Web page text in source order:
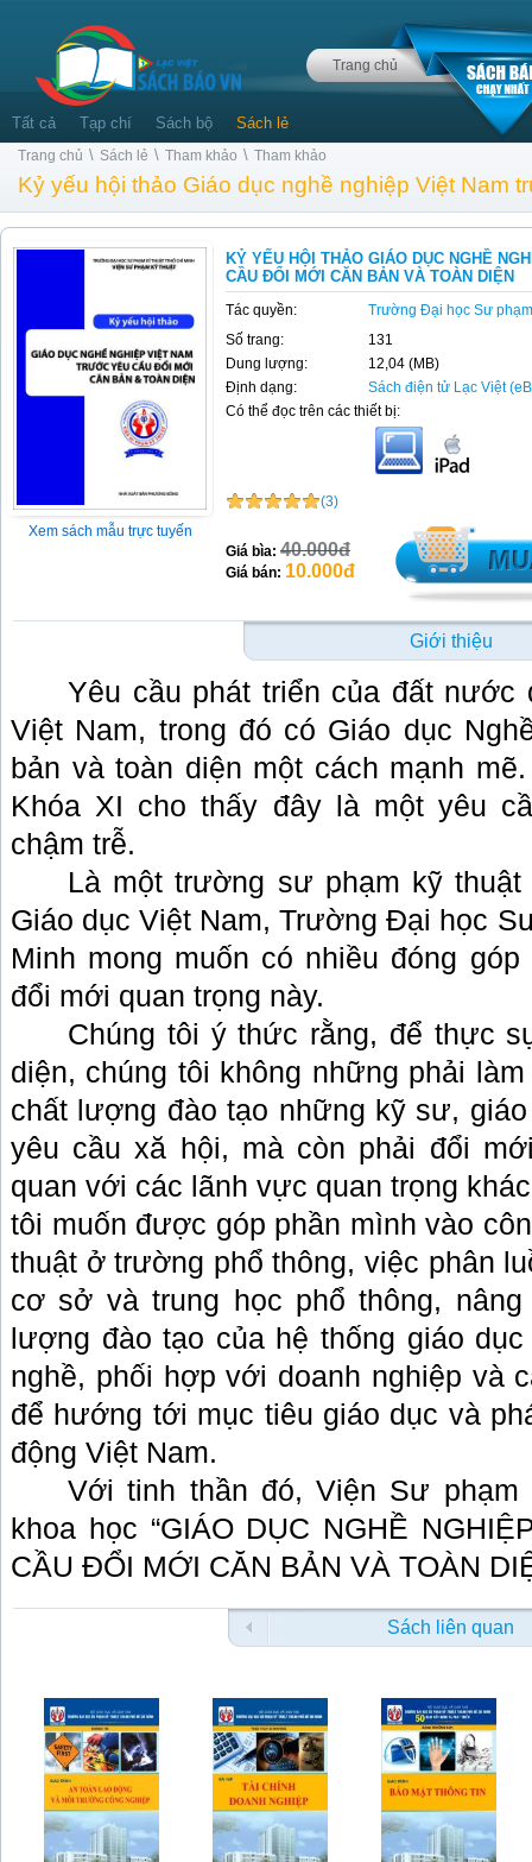
Trang chủ
Tất cả Tạp chí Sách bộ Sách lẻ
Trang chủ \ Sách lẻ \ Tham khảo \ Tham khảo
Kỷ yếu hội thảo Giáo dục nghề nghiệp Việt Nam
Xem sách mẫu trực tuyến
KỶ YẾU HỘI THẢO GIÁO DỤC NGHỀ
CẦU ĐỔI MỚI CĂN BẢN VÀ TOÀN DIỆN
Tác quyền:
Trường Đại học Sư
Số trang:
131
Dung lượng:
12,04 (MB)
Định dạng:
Sách điện tử Lạc Việt
Có thể đọc trên các thiết bị:
(3)
Giá bìa: 40.000đ
Giá bán: 10.000đ
Giới thiệu
Yêu cầu phát triển của đất nước
Việt Nam, trong đó có Giáo dục
bản và toàn diện một cách mạnh
Khóa XI cho thấy đây là một yêu
chậm trễ.
Là một trường sư phạm kỹ
Giáo dục Việt Nam, Trường Đại học
Minh mong muốn có nhiều đóng
đổi mới quan trọng này.
Chúng tôi ý thức rằng, để thực
diện, chúng tôi không những phải
chất lượng đào tạo những kỹ sư,
yêu cầu xă hội, mà còn phải đổi
quan với các lãnh vực quan trọng
tôi muốn được góp phần mình vào
thuật ở trường phổ thông, việc phân
cơ sở và trung học phổ thông,
lượng đào tạo của hệ thống giáo
nghề, phối hợp với doanh nghiệp và
để hướng tới mục tiêu giáo dục và
động Việt Nam.
Với tinh thần đó, Viện Sư
khoa học “GIÁO DỤC NGHỀ
CẦU ĐỔI MỚI CĂN BẢN VÀ TOÀN
Sách liên quan